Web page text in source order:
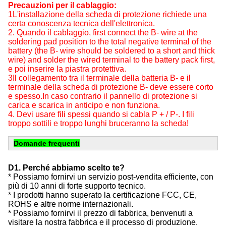
Precauzioni per il cablaggio:
1L'installazione della scheda di protezione richiede una
certa conoscenza tecnica dell'elettronica.
2. Quando il cablaggio, first connect the B- wire at the
soldering pad position to the total negative terminal of the
battery (the B- wire should be soldered to a short and thick
wire) and solder the wired terminal to the battery pack first,
e poi inserire la piastra protettiva.
3Il collegamento tra il terminale della batteria B- e il
terminale della scheda di protezione B- deve essere corto
e spesso.In caso contrario il pannello di protezione si
carica e scarica in anticipo e non funziona.
4. Devi usare fili spessi quando si cabla P + / P-. I fili
troppo sottili e troppo lunghi bruceranno la scheda!
Domande frequenti
D1. Perché abbiamo scelto te?
* Possiamo fornirvi un servizio post-vendita efficiente, con
più di 10 anni di forte supporto tecnico.
* I prodotti hanno superato la certificazione FCC, CE,
ROHS e altre norme internazionali.
* Possiamo fornirvi il prezzo di fabbrica, benvenuti a
visitare la nostra fabbrica e il processo di produzione.